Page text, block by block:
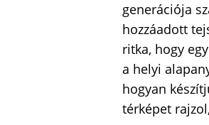
generációja
hozzáadott
ritka, hogy
a helyi
hogyan
térképet